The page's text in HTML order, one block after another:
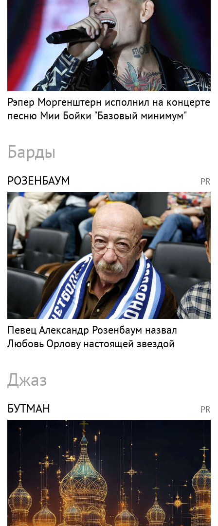
Рэпер Моргенштерн исполнил на концерте
песню Мии Бойки "Базовый минимум"
Барды
РОЗЕНБАУМ PR
Певец Александр Розенбаум назвал
Любовь Орлову настоящей звездой
Джаз
БУТМАН PR